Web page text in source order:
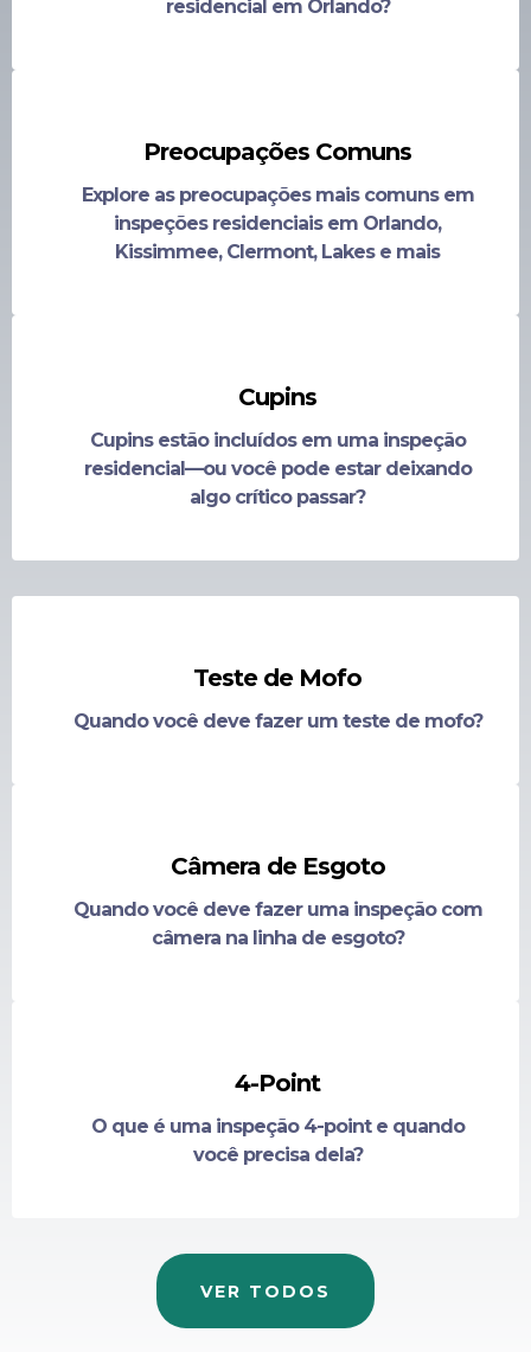
residencial em Orlando?
Preocupações Comuns
Explore as preocupações mais comuns em
inspeções residenciais em Orlando,
Kissimmee, Clermont, Lakes e mais
Cupins
Cupins estão incluídos em uma inspeção
residencial—ou você pode estar deixando
algo crítico passar?
Teste de Mofo
Quando você deve fazer um teste de mofo?
Câmera de Esgoto
Quando você deve fazer uma inspeção com
câmera na linha de esgoto?
4-Point
O que é uma inspeção 4-point e quando
você precisa dela?
VER TODOS